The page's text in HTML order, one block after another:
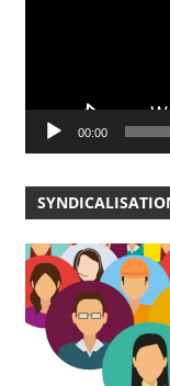
00:00